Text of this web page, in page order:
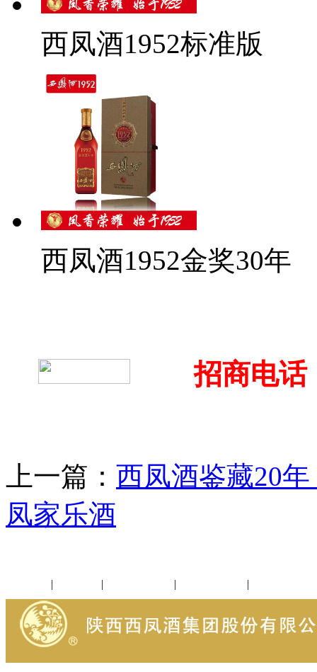
西凤酒1952标准版
西凤酒1952金奖30年
招商电话
上一篇： 西凤酒鉴藏20
凤家乐酒
| | | |